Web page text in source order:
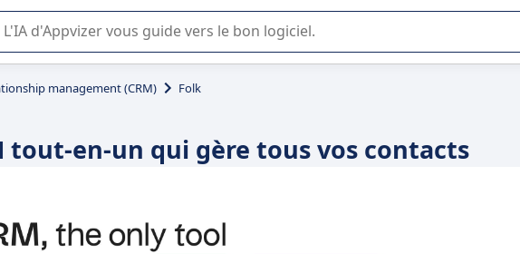
guide dans l'utilisation ou la sélection de logiciel SaaS en entreprise.
management (CRM) Folk
tout-en-un qui gère tous vos contacts